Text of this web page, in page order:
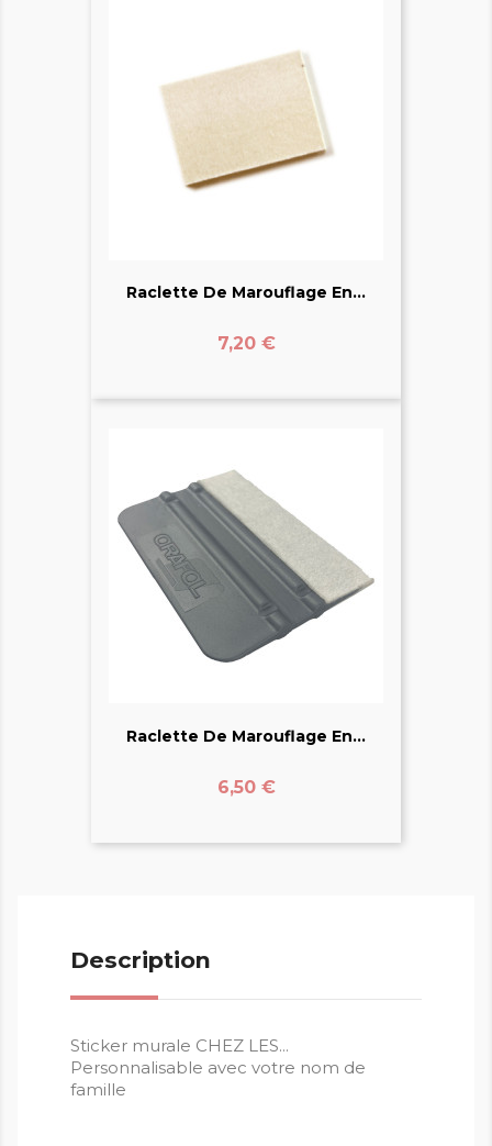
Raclette De Marouflage En...
Prix
7,20 €
Raclette De Marouflage En...
Prix
6,50 €
Description
Sticker murale CHEZ LES...
Personnalisable avec votre nom de
famille